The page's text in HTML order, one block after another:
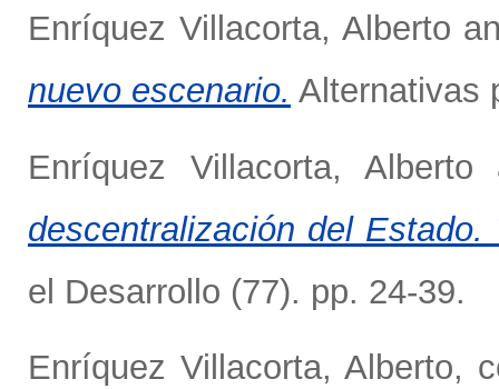
Enríquez Villacorta, Alberto
nuevo escenario. Alternativas
Enríquez Villacorta, Alberto
descentralización del
el Desarrollo (77). pp. 24-39.
Enríquez Villacorta, Alberto,